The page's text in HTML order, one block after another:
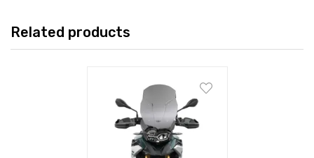
Related products